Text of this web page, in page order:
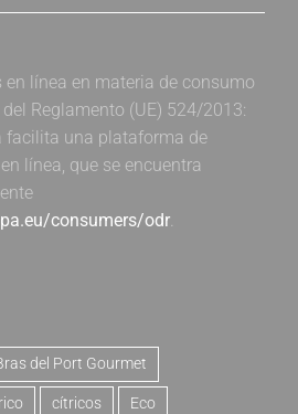
línea en materia de consumo
Reglamento (UE) 524/2013:
facilita una plataforma de
línea, que se encuentra
consumers/odr.
del Port Gourmet
cítricos Eco